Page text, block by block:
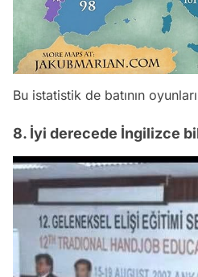
Bu istatistik de batının
8. İyi derecede İngilizce